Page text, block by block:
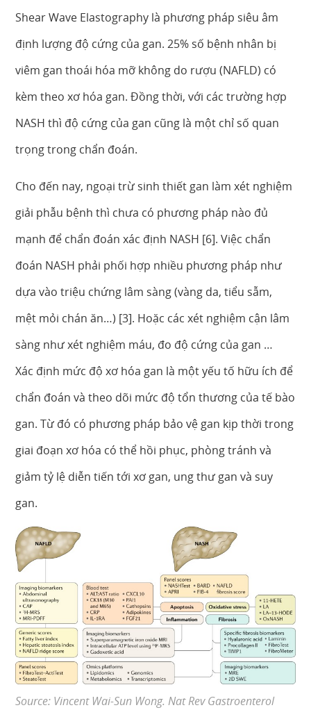
Shear Wave Elastography là phương pháp siêu âm
định lượng độ cứng của gan. 25% số bệnh nhân bị
viêm gan thoái hóa mỡ không do rượu (NAFLD) có
kèm theo xơ hóa gan. Đồng thời, với các trường hợp
NASH thì độ cứng của gan cũng là một chỉ số quan
trọng trong chẩn đoán.
Cho đến nay, ngoại trừ sinh thiết gan làm xét nghiệm
giải phẫu bệnh thì chưa có phương pháp nào đủ
mạnh để chẩn đoán xác định NASH [6]. Việc chẩn
đoán NASH phải phối hợp nhiều phương pháp như
dựa vào triệu chứng lâm sàng (vàng da, tiểu sẫm,
mệt mỏi chán ăn…) [3]. Hoặc các xét nghiệm cận lâm
sàng như xét nghiệm máu, đo độ cứng của gan …
Xác định mức độ xơ hóa gan là một yếu tố hữu ích để
chẩn đoán và theo dõi mức độ tổn thương của tế bào
gan. Từ đó có phương pháp bảo vệ gan kịp thời trong
giai đoạn xơ hóa có thể hồi phục, phòng tránh và
giảm tỷ lệ diễn tiến tới xơ gan, ung thư gan và suy
gan.
Source: Vincent Wai-Sun Wong. Nat Rev Gastroenterol